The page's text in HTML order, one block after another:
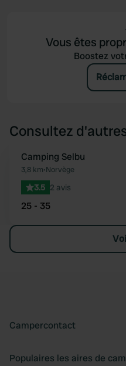
Vous êtes
Boostez
Consultez
Camping Selbu
3,8 km•Norvège
3.5 2 avis
25 - 35
Campercontact
Populaires les aires de